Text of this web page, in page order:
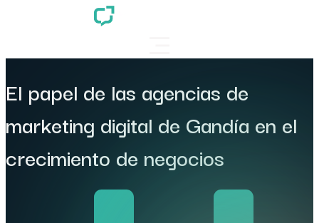
El papel de las agencias de
marketing digital de Gandía en el
crecimiento de negocios